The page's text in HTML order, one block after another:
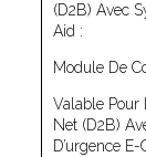
(D2B) Avec
Aid :
Module De
Valable Pour
Net (D2B)
D’urgence E-